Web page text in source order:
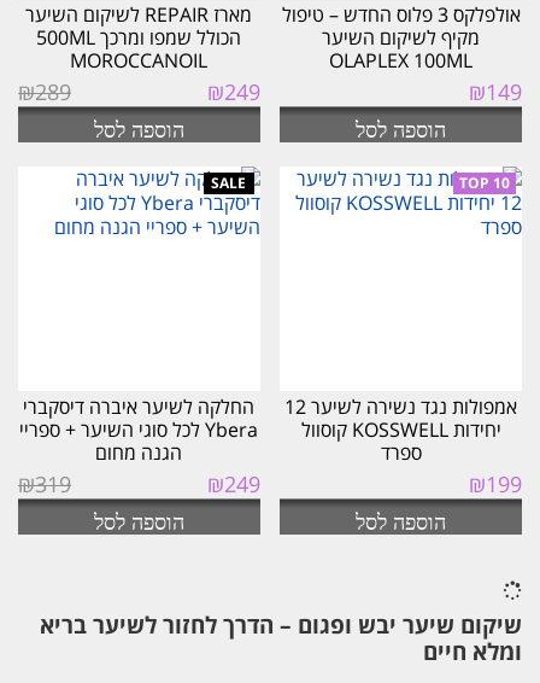
אולפלקס 3 פלוס החדש – טיפול
מקיף לשיקום השיער
OLAPLEX 100ML
₪149
הוספה לסל
מארז REPAIR לשיקום השיער
הכולל שמפו ומרכך 500ML
MOROCCANOIL
₪289
המחיר
המקורי
₪249
הנוכחי
הוא:הוספה לסל
אמפולות נגד נשירה לשיער 12
יחידות KOSSWELL קוסוול
ספרד
₪199
הוספה לסל
החלקה לשיער איברה דיסקברי
Ybera לכל סוגי השיער + ספריי
הגנה מחום
₪319
המחיר
המקורי
₪249
הנוכחי
הוא:הוספה לסל
שיקום שיער יבש ופגום – הדרך לחזור לשיער בריא
ומלא חיים